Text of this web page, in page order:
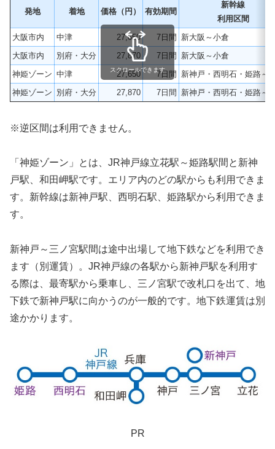
発地 着地 価格（円） 有効期間
新幹線
利用区間
大阪市内
中津 27,650 7日間
新大阪～小倉
大阪市内
別府・大分 27,870 7日間
新大阪～小倉
神姫ゾーン 中津 27,650 7日間
新神戸・西明石・姫路～
神姫ゾーン 別府・大分 27,870 7日間 新神戸・西明石・姫路～
スクロールできます
※逆区間は利用できません。
「神姫ゾーン」とは、JR神戸線立花駅～姫路駅間と新神
戸駅、和田岬駅です。エリア内のどの駅からも利用できま
す。新幹線は新神戸駅、西明石駅、姫路駅から利用できま
す。
新神戸～三ノ宮駅間は途中出場して地下鉄などを利用でき
ます（別運賃）。JR神戸線の各駅から新神戸駅を利用す
る際は、最寄駅から乗車し、三ノ宮駅で改札口を出て、地
下鉄で新神戸駅に向かうのが一般的です。地下鉄運賃は別
途かかります。
PR